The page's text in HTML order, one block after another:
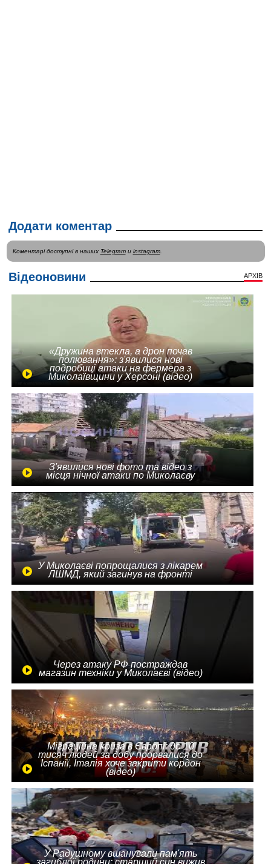
Додати коментар
Коментарі доступні в наших Telegramи instagram.
Відеоновини АРХІВ
«Дружина втекла, а дрон почав
полювання»: з'явилися нові
подробиці атаки на фермера з
Миколаївщини у Херсоні (відео)
З'явилися нові фото та відео з
місця нічної атаки по Миколаєву
У Миколаєві попрощалися з лікарем
ЛШМД, який загинув на фронті
Через атаку РФ постраждав
магазин техніки у Миколаєві (відео)
Міграційна криза в Європі: до 10
тисяч людей за добу прорвалися до
Іспанії, Італія хоче закрити кордон
(відео)
У Радушному вшанували пам'ять